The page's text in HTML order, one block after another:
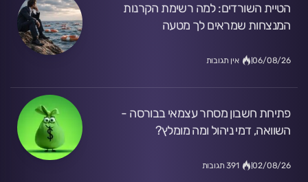
הטיית השורדים: למה רשימת הקרנות
המנצחות שמראים לך מטעה
06/08/26 אין תגובות
פתיחת חשבון מסחר עצמאי בבורסה -
השוואה, דמי ניהול ומה מומלץ?
02/08/26 391 תגובות